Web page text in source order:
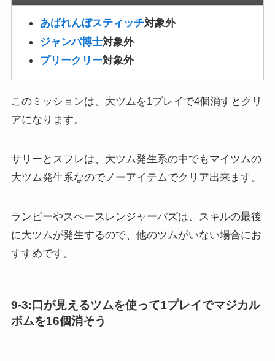
あばれんぼスティッチ対象外
ジャンバ博士対象外
プリークリー対象外
このミッションは、大ツムを1プレイで4個消すとクリ
アになります。
サリーとスフレは、大ツム発生系の中でもマイツムの
大ツム発生系なのでノーアイテムでクリア出来ます。
ランピーやスペースレンジャーバズは、スキルの最後
に大ツムが発生するので、他のツムがいない場合にお
すすめです。
9-3:口が見えるツムを使って1プレイでマジカル
ボムを16個消そう